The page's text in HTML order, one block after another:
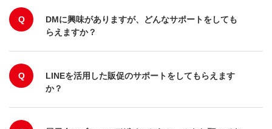
Q
DMに興味がありますが、どんなサポートをしても
らえますか？
Q
LINEを活用した販促のサポートをしてもらえます
か？